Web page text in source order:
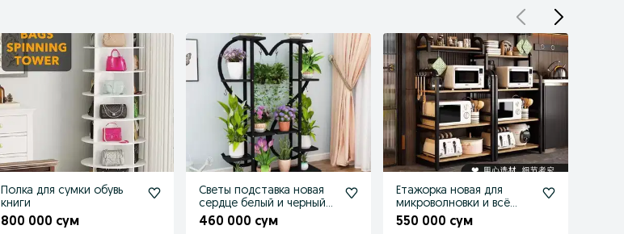
Полка для сумки обувь
книги
800 000 сум
Светы подставка новая
сердце белый и черный
есть
460 000 сум
Етажорка новая для
микроволновки и всё
можно поставить
550 000 сум